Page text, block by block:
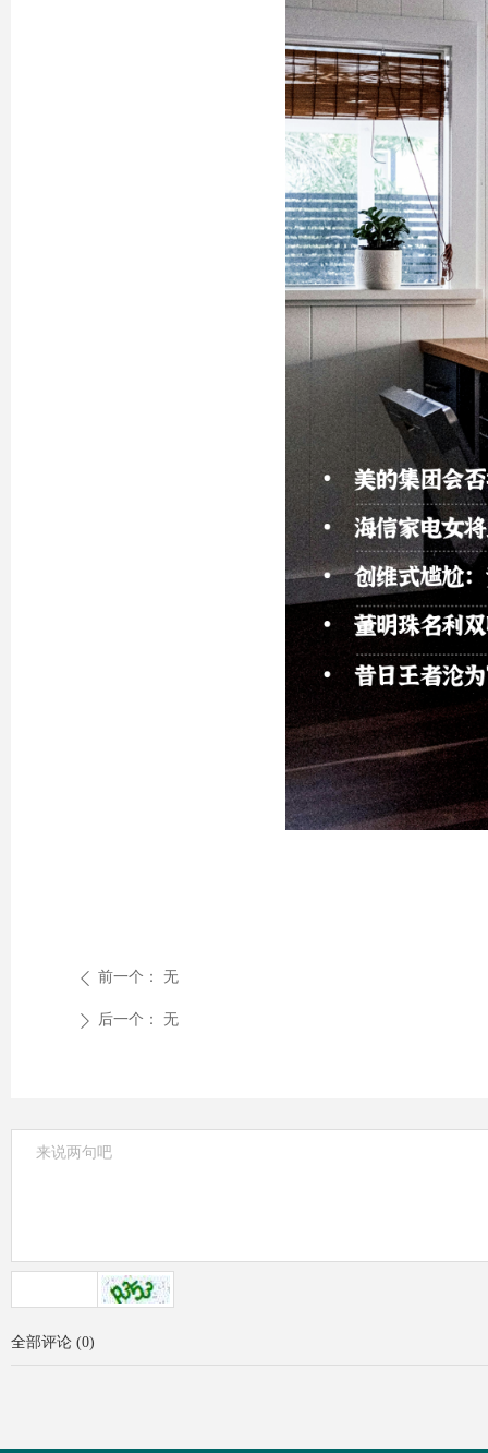
ꄴ 前一个： 无
ꄲ 后一个： 无
全部评论 (0)